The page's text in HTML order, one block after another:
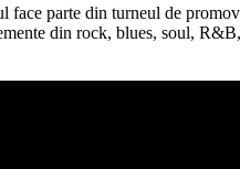
parte din turneul de
din rock, blues, soul,